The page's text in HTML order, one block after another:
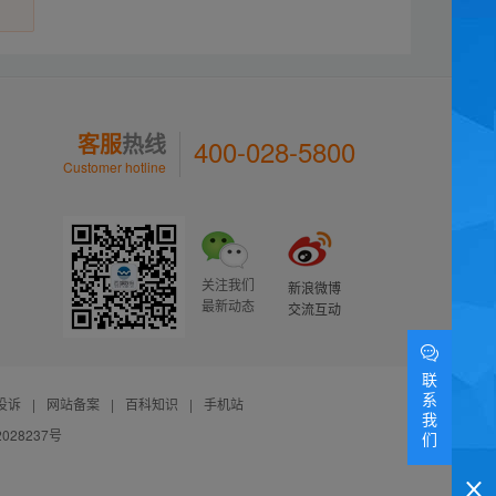
客服热线
Customer hotline 400-028-5800
关注我们
最新动态
新浪微博
交流互动
诉 | 网站备案 | 百科知识 |
手机站
号
联
系
我
们